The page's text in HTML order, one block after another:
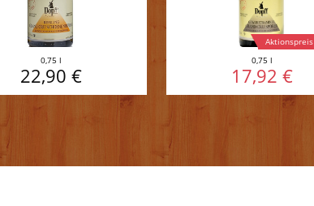
0,75 l
22,90 €
Aktionspreis
0,75 l
17,92 €